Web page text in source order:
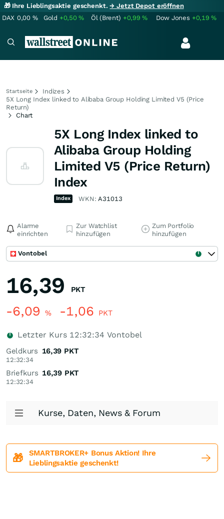
🎁 Ihre Lieblingsaktie geschenkt.→ Jetzt Depot eröffnen
DAX 0,00 % Gold +0,50% Öl (Brent) +0,99% Dow Jones +0,19%
Startseite
Indizes
5X Long Index linked to Alibaba Group Holding Limited V5 (Price
Return)
Chart
5X Long Index linked to
Alibaba Group Holding
Limited V5 (Price Return)
Index
Index WKN:A31013
Alarme
einrichten
Zur Watchlist
hinzufügen
Zum Portfolio
hinzufügen
Vontobel
16,39 PKT
-6,09 % -1,06 PKT
Letzter Kurs 12:32:34 Vontobel
Geldkurs
12:32:34
16,39 PKT
Briefkurs
12:32:34
16,39 PKT
Kurse, Daten, News & Forum
🎁
SMARTBROKER+ Bonus Aktion! Ihre
Lieblingsaktie geschenkt!